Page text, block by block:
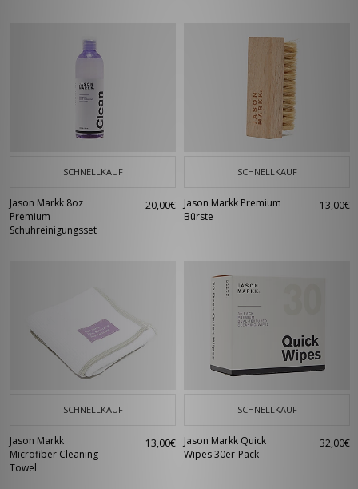
SCHNELLKAUF
Jason Markk 8oz
Premium
Schuhreinigungsset
20,00€
SCHNELLKAUF
Jason Markk Premium
Bürste
13,00€
SCHNELLKAUF
Jason Markk
Microfiber Cleaning
Towel
13,00€
SCHNELLKAUF
Jason Markk Quick
Wipes 30er-Pack
32,00€